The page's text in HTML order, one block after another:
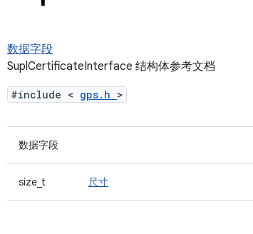
数据字段
SuplCertificateInterface 结构体参考文档
#include < gps.h >
数据字段
size_t 尺寸